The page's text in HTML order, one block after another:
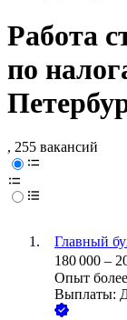
Работа
по
, 255 вакансий
Главный
180 000 –
Опыт
Выплаты: